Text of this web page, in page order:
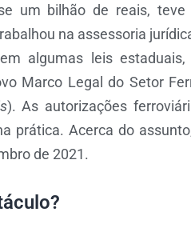
um bilhão de reais,
na assessoria
algumas leis
Marco Legal do Setor
). As autorizações
prática. Acerca do
de 2021.